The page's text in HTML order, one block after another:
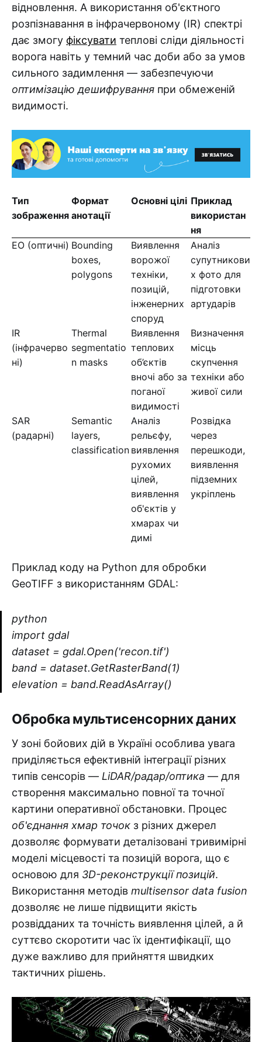
відновлення. А використання об'єктного
розпізнавання в інфрачервоному (IR) спектрі
дає змогу фіксувати теплові сліди діяльності
ворога навіть у темний час доби або за умов
сильного задимлення — забезпечуючи
оптимізацію дешифрування при обмеженій
видимості.
Тип
зображення
Формат
анотації
Основні цілі Приклад
використан
ня
EO (оптичні) Bounding
boxes,
polygons
Виявлення
ворожої
техніки,
позицій,
інженерних
споруд
Аналіз
супутникови
х фото для
підготовки
артударів
IR
(інфрачерво
ні)
Thermal
segmentatio
n masks
Виявлення
теплових
об’єктів
вночі або за
поганої
видимості
Визначення
місць
скупчення
техніки або
живої сили
SAR
(радарні)
Semantic
layers,
classification
Аналіз
рельєфу,
виявлення
рухомих
цілей,
виявлення
об'єктів у
хмарах чи
димі
Розвідка
через
перешкоди,
виявлення
підземних
укріплень
Приклад коду на Python для обробки
GeoTIFF з використанням GDAL:
python
import gdal
dataset = gdal.Open('recon.tif')
band = dataset.GetRasterBand(1)
elevation = band.ReadAsArray()
Обробка мультисенсорних даних
У зоні бойових дій в Україні особлива увага
приділяється ефективній інтеграції різних
типів сенсорів — LiDAR/радар/оптика — для
створення максимально повної та точної
картини оперативної обстановки. Процес
об'єднання хмар точок з різних джерел
дозволяє формувати деталізовані тривимірні
моделі місцевості та позицій ворога, що є
основою для 3D-реконструкції позицій.
Використання методів multisensor data fusion
дозволяє не лише підвищити якість
розвідданих та точність виявлення цілей, а й
суттєво скоротити час їх ідентифікації, що
дуже важливо для прийняття швидких
тактичних рішень.